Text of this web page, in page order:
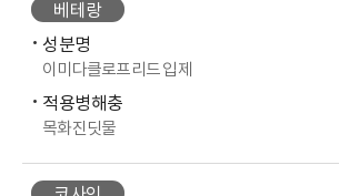
베테랑
성분명
이미다클로프리드 입제
적용병해충
목화진딧물